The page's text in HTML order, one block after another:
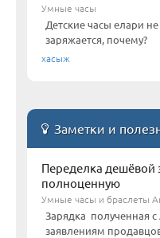
Умные часы
Детские часы елари
заряжается, почему?
хасыж
Заметки и
Переделка дешёвой
полноценную
Умные часы и браслеты
Зарядка полученная
заявлениям